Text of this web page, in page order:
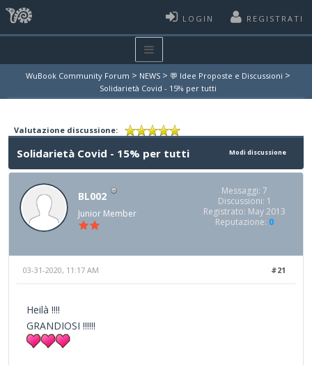
LOGIN REGISTRATI
WuBook Community Forum > NEWS > 💬 Idee Proposte e Discussioni >
Solidarietà Covid - 15% per tutti
Valutazione discussione:
Modi discussione
Solidarietà Covid - 15% per tutti
BL002
Junior Member
Messaggi: 7
Discussioni: 1
Registrato: May 2013
Reputazione: 0
#21
03-31-2020, 11:17 AM
Heilà !!!!
GRANDIOSI !!!!!!